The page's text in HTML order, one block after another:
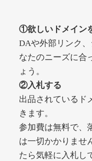
10,800円 入札 0件
ジャンル
DA49 外部リンク
10,800円 入札 0件
①欲しいドメイン
DAや外部リンク
なたのニーズに合
ょう。
②入札する
出品されているド
きます。
参加費は無料で、
は一切かかりませ
たら気軽に入札し